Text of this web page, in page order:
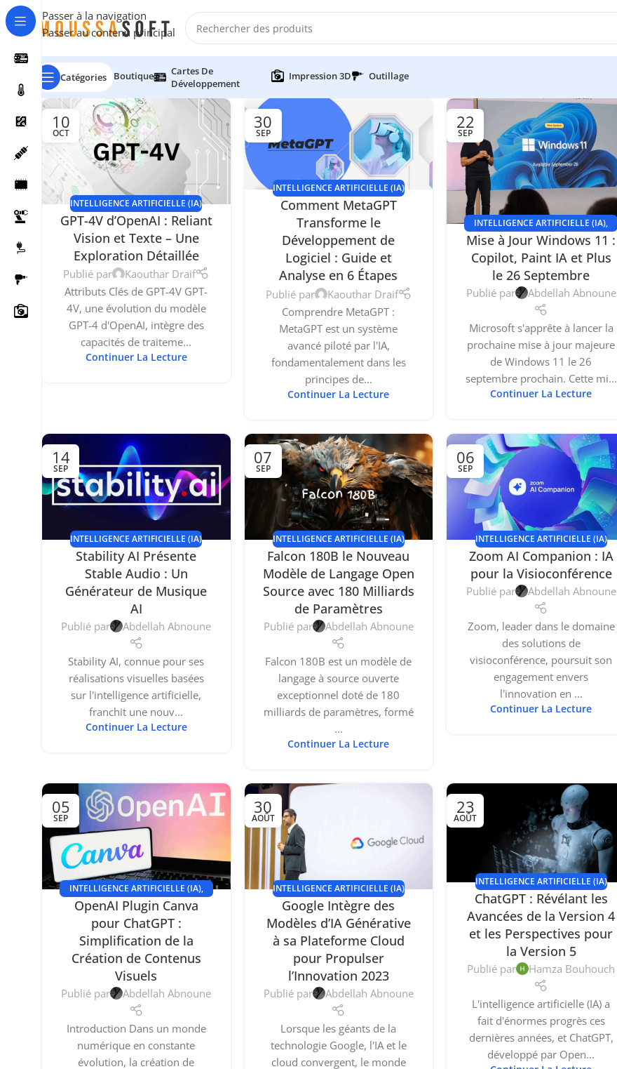
Passer à la navigation
Passer au contenu principal
contact@moussasoft.com
moussasoft.diy
moussasoft
Catégories Boutique
Cartes De
Développement
Impression 3D Outillage
10
OCT
INTELLIGENCE ARTIFICIELLE (IA)
GPT-4V d’OpenAI : Reliant
Vision et Texte – Une
Exploration Détaillée
Publié par
Kaouthar Draif
Attributs Clés de GPT-4V GPT-
4V, une évolution du modèle
GPT-4 d'OpenAI, intègre des
capacités de traiteme...
Continuer La Lecture
30
SEP
INTELLIGENCE ARTIFICIELLE (IA)
Comment MetaGPT
Transforme le
Développement de
Logiciel : Guide et
Analyse en 6 Étapes
Publié par
Kaouthar Draif
Comprendre MetaGPT :
MetaGPT est un système
avancé piloté par l'IA,
fondamentalement dans les
principes de...
Continuer La Lecture
22
SEP
INTELLIGENCE ARTIFICIELLE (IA),
NOUVELLES TECHNOLOGIES
Mise à Jour Windows 11 :
Copilot, Paint IA et Plus
le 26 Septembre
Publié par Abdellah Abnoune
Microsoft s'apprête à lancer la
prochaine mise à jour majeure
de Windows 11 le 26
septembre prochain. Cette mi...
Continuer La Lecture
14
SEP
INTELLIGENCE ARTIFICIELLE (IA)
Stability AI Présente
Stable Audio : Un
Générateur de Musique
AI
Publié par Abdellah Abnoune
Stability AI, connue pour ses
réalisations visuelles basées
sur l'intelligence artificielle,
franchit une nouv...
Continuer La Lecture
07
SEP
INTELLIGENCE ARTIFICIELLE (IA)
Falcon 180B le Nouveau
Modèle de Langage Open
Source avec 180 Milliards
de Paramètres
Publié par Abdellah Abnoune
Falcon 180B est un modèle de
langage à source ouverte
exceptionnel doté de 180
milliards de paramètres, formé
...
Continuer La Lecture
06
SEP
INTELLIGENCE ARTIFICIELLE (IA)
Zoom AI Companion : IA
pour la Visioconférence
Publié par Abdellah Abnoune
Zoom, leader dans le domaine
des solutions de
visioconférence, poursuit son
engagement envers
l'innovation en ...
Continuer La Lecture
05
SEP
INTELLIGENCE ARTIFICIELLE (IA),
TUTORIELS
OpenAI Plugin Canva
pour ChatGPT :
Simplification de la
Création de Contenus
Visuels
Publié par Abdellah Abnoune
Introduction Dans un monde
numérique en constante
évolution, la création de
30
AOÛT
INTELLIGENCE ARTIFICIELLE (IA)
Google Intègre des
Modèles d’IA Générative
à sa Plateforme Cloud
pour Propulser
l’Innovation 2023
Publié par Abdellah Abnoune
Lorsque les géants de la
technologie Google, l'IA et le
cloud convergent, le monde
23
AOÛT
INTELLIGENCE ARTIFICIELLE (IA)
ChatGPT : Révélant les
Avancées de la Version 4
et les Perspectives pour
la Version 5
Publié par Hamza Bouhouch
L'intelligence artificielle (IA) a
fait d'énormes progrès ces
dernières années, et ChatGPT,
développé par Open...